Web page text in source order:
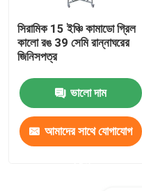
সিরামিক 15 ইঞ্চি কামাডো গ্রিল
কালো রঙ 39 সেমি রান্নাঘরের
জিনিসপত্র
ভালো দাম
আমাদের সাথে যোগাযোগ